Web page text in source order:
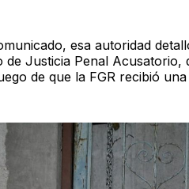
esa autoridad
de Justicia Penal Acusatorio,
de que la FGR recibió